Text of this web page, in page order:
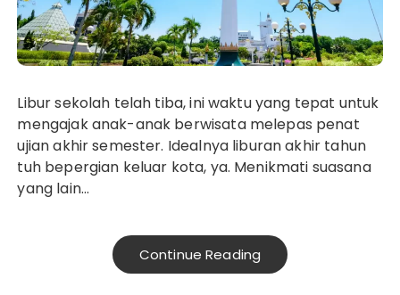
Libur sekolah telah tiba, ini waktu yang tepat untuk
mengajak anak-anak berwisata melepas penat
ujian akhir semester. Idealnya liburan akhir tahun
tuh bepergian keluar kota, ya. Menikmati suasana
yang lain…
Continue Reading